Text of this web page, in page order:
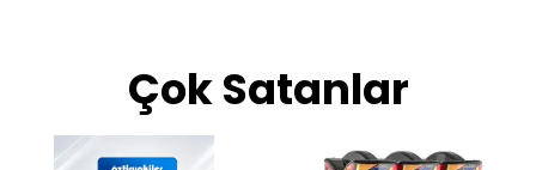
Çok Satanlar